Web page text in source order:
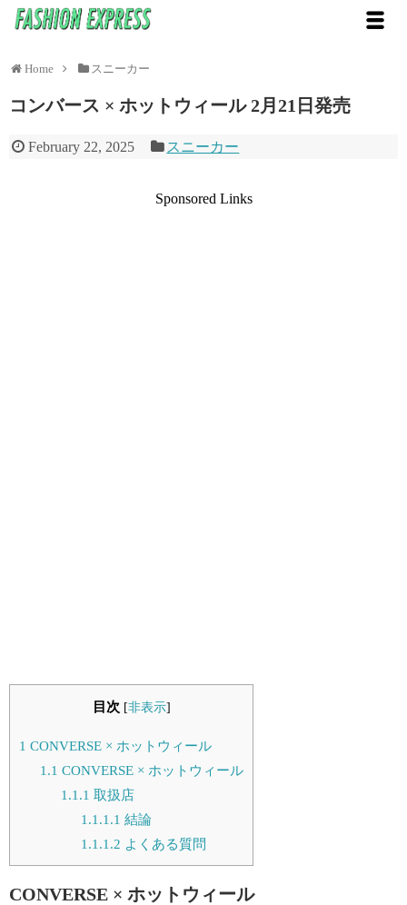
Home スニーカー
コンバース × ホットウィール 2月21日発売
February 22, 2025 スニーカー
Sponsored Links
目次 [非表示]
1 CONVERSE × ホットウィール
1.1 CONVERSE × ホットウィール
1.1.1 取扱店
1.1.1.1 結論
1.1.1.2 よくある質問
CONVERSE × ホットウィール